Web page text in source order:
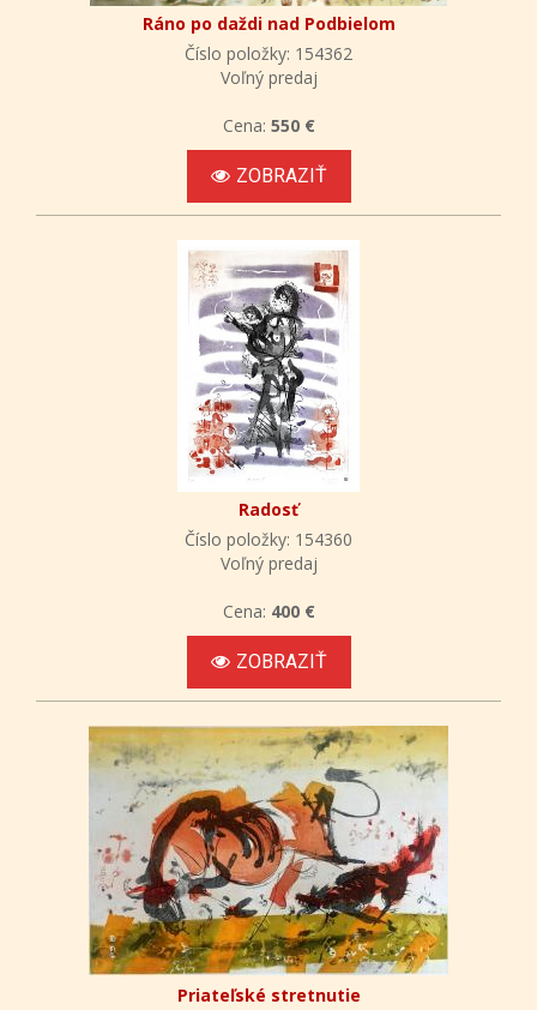
Ráno po daždi nad Podbielom
Číslo položky: 154362
Voľný predaj
Cena: 550 €
ZOBRAZIŤ
Radosť
Číslo položky: 154360
Voľný predaj
Cena: 400 €
ZOBRAZIŤ
Priateľské stretnutie